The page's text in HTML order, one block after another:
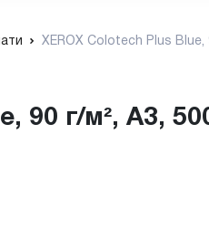
XEROX Colotech Plus Blue,